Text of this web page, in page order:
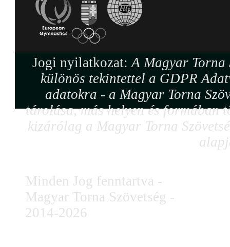
Jogi nyilatkozat:A Magyar Torna
különös tekintettel a GDPR
adatokra - a Magyar Torna
tárolása, más helyen és formában
kizárólag a Magyar Torna
Minden Jog fenntartva -
Magyar Torna Szövetség -
2014-2026